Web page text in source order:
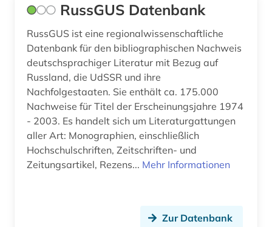
RussGUS Datenbank
RussGUS ist eine regionalwissenschaftliche
Datenbank für den bibliographischen Nachweis
deutschsprachiger Literatur mit Bezug auf
Russland, die UdSSR und ihre
Nachfolgestaaten. Sie enthält ca. 175.000
Nachweise für Titel der Erscheinungsjahre 1974
- 2003. Es handelt sich um Literaturgattungen
aller Art: Monographien, einschließlich
Hochschulschriften, Zeitschriften- und
Zeitungsartikel, Rezens... Mehr Informationen
Zur Datenbank